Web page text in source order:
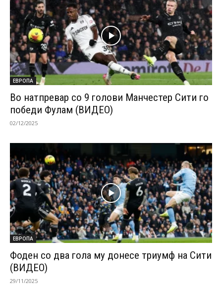
ЕВРОПА
Во натпревар со 9 голови Манчестер Сити го
победи Фулам (ВИДЕО)
02/12/2025
ЕВРОПА
Фоден со два гола му донесе триумф на Сити
(ВИДЕО)
29/11/2025